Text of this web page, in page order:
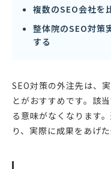
複数のSEO会社を
整体院のSEO対策
する
SEO対策の外注先は、
とがおすすめです。該
る意味がなくなります
り、実際に成果をあげ